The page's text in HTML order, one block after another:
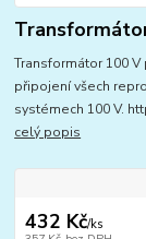
Transformátor 100
připojení všech
systémech 100 V.
celý popis
432 Kč/ks